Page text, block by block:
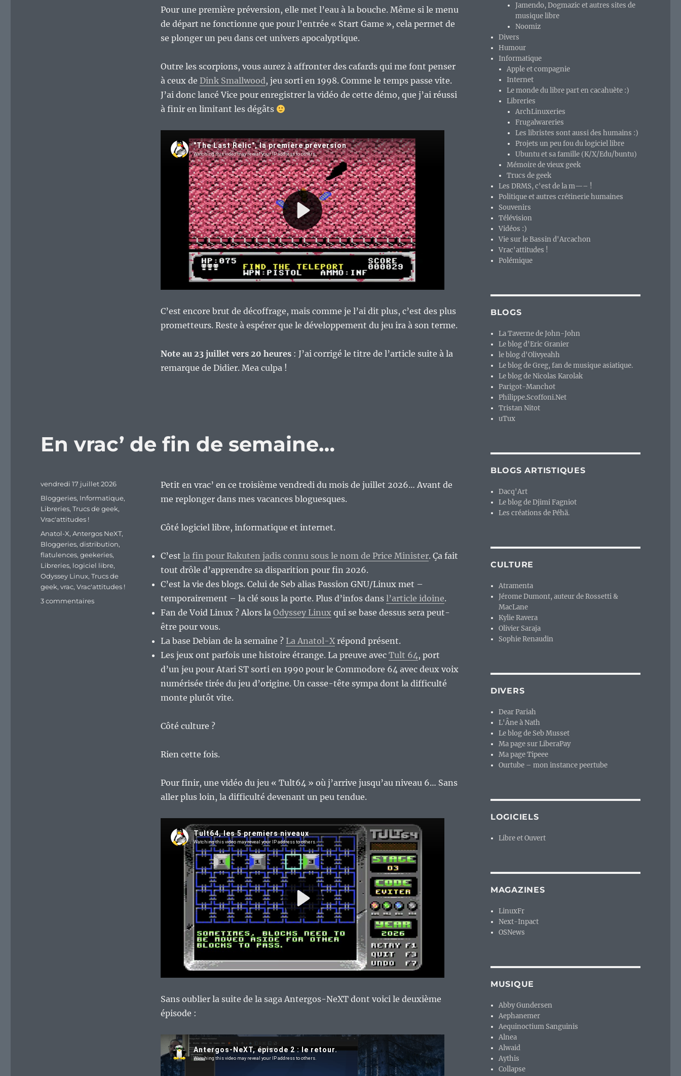
Pour une première préversion, elle met l’eau à la bouche. Même si le menu
de départ ne fonctionne que pour l’entrée « Start Game », cela permet de
se plonger un peu dans cet univers apocalyptique.
Outre les scorpions, vous aurez à affronter des cafards qui me font penser
à ceux de Dink Smallwood, jeu sorti en 1998. Comme le temps passe vite.
J’ai donc lancé Vice pour enregistrer la vidéo de cette démo, que j’ai réussi
à finir en limitant les dégâts
C’est encore brut de décoffrage, mais comme je l’ai dit plus, c’est des plus
prometteurs. Reste à espérer que le développement du jeu ira à son terme.
Note au 23 juillet vers 20 heures: J’ai corrigé le titre de l’article suite à la
remarque de Didier. Mea culpa !
En vrac’ de fin de semaine…
Petit en vrac’ en ce troisième vendredi du mois de juillet 2026… Avant de
me replonger dans mes vacances bloguesques.
Côté logiciel libre, informatique et internet.
C’est la fin pour Rakuten jadis connu sous le nom de Price Minister. Ça fait
tout drôle d’apprendre sa disparition pour fin 2026.
C’est la vie des blogs. Celui de Seb alias Passion GNU/Linux met –
temporairement – la clé sous la porte. Plus d’infos dans l’article idoine.
Fan de Void Linux ? Alors la Odyssey Linuxqui se base dessus sera peut-
être pour vous.
La base Debian de la semaine ? La Anatol-Xrépond présent.
Les jeux ont parfois une histoire étrange. La preuve avec Tult 64, port
d’un jeu pour Atari ST sorti en 1990 pour le Commodore 64 avec deux voix
numérisée tirée du jeu d’origine. Un casse-tête sympa dont la difficulté
monte plutôt vite.
Côté culture ?
Rien cette fois.
Pour finir, une vidéo du jeu « Tult64 » où j’arrive jusqu’au niveau 6… Sans
aller plus loin, la difficulté devenant un peu tendue.
Sans oublier la suite de la saga Antergos-NeXT dont voici le deuxième
épisode :
Publié
le
vendredi 17 juillet 2026
Catégories
Bloggeries, Informatique,
Libreries,Trucs de geek,
Vrac'attitudes !
Étiquettes
Anatol-X,Antergos NeXT,
Bloggeries,distribution,
flatulences,geekeries,
Libreries, logiciel libre,
Odyssey Linux,Trucs de
geek,vrac,Vrac'attitudes !
3 commentairessur
Jamendo, Dogmazic et autres sites de
musique libre
Noomiz
Divers
Humour
Informatique
Apple et compagnie
Internet
Le monde du libre part en cacahuète :)
Libreries
ArchLinuxeries
Frugalwareries
Les libristes sont aussi des humains :)
Projets un peu fou du logiciel libre
Ubuntu et sa famille (K/X/Edu/buntu)
Mémoire de vieux geek
Trucs de geek
Les DRMS, c'est de la m—– !
Politique et autres crétinerie humaines
Souvenirs
Télévision
Vidéos :)
Vie sur le Bassin d'Arcachon
Vrac'attitudes !
Polémique
BLOGS
La Taverne de John-John
Le blog d'Eric Granier
le blog d'Olivyeahh
Le blog de Greg, fan de musique asiatique.
Le blog de Nicolas Karolak
Parigot-Manchot
Philippe.Scoffoni.Net
Tristan Nitot
uTux
BLOGS ARTISTIQUES
Dacq'Art
Le blog de Djimi Fagniot
Les créations de Péhä.
CULTURE
Atramenta
Jérome Dumont, auteur de Rossetti &
MacLane
Kylie Ravera
Olivier Saraja
Sophie Renaudin
DIVERS
Dear Pariah
L'Âne à Nath
Le blog de Seb Musset
Ma page sur LiberaPay
Ma page Tipeee
Ourtube – mon instance peertube
LOGICIELS
Libre et Ouvert
MAGAZINES
LinuxFr
Next-Inpact
OSNews
MUSIQUE
Abby Gundersen
Aephanemer
Aequinoctium Sanguinis
Alnea
Alwaid
Aythis
Collapse